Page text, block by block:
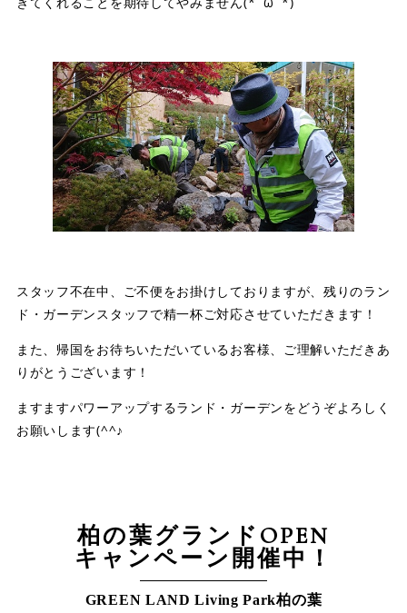
スタッフ不在中、ご不便をお掛けしておりますが、残りのラン
ド・ガーデンスタッフで精一杯ご対応させていただきます！
また、帰国をお待ちいただいているお客様、ご理解いただきあ
りがとうございます！
ますますパワーアップするランド・ガーデンをどうぞよろしく
お願いします(^^♪
柏の葉グランドOPEN
キャンペーン開催中！
GREEN LAND Living Park柏の葉